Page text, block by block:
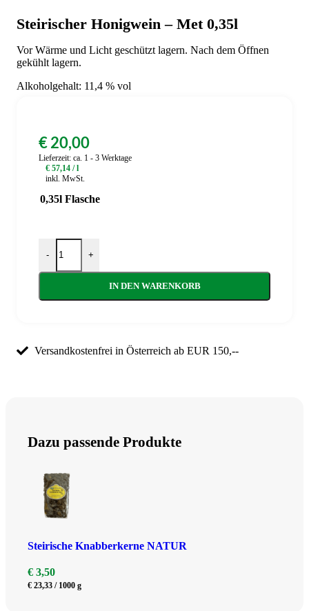
Steirischer Honigwein – Met 0,35l
Vor Wärme und Licht geschützt lagern. Nach dem Öffnen
gekühlt lagern.
Alkoholgehalt: 11,4 % vol
€20,00
Lieferzeit: ca. 1 - 3 Werktage
€ 57,14 /l
inkl. MwSt.
0,35l Flasche
-
Steirischer Honigwein – Met 0,35l Menge
+
IN DEN WARENKORB
Versandkostenfrei in Österreich ab EUR 150,--
Dazu passende Produkte
Steirische Knabberkerne NATUR
€ 3,50
€ 23,33 / 1000 g